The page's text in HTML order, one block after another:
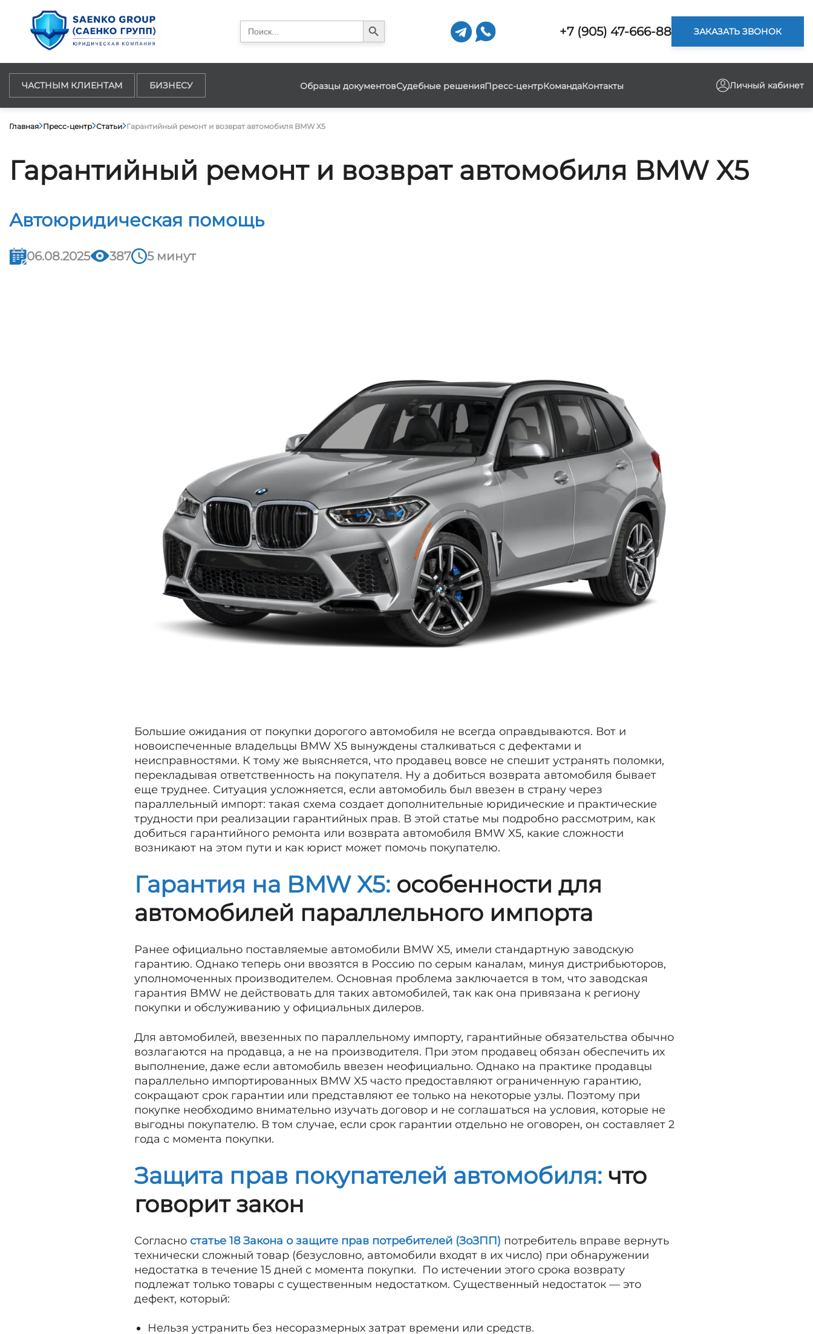
Search
for:
Search Button
+7 (905) 47-666-88 ЗАКАЗАТЬ ЗВОНОК
ЧАСТНЫМ КЛИЕНТАМ БИЗНЕСУ Образцы документовСудебные решенияПресс-центрКомандаКонтакты Личный кабинет
Главная Пресс-центр Статьи Гарантийный ремонт и возврат автомобиля BMW X5
Гарантийный ремонт и возврат автомобиля BMW X5
Автоюридическая помощь
06.08.2025 387 5 минут
Большие ожидания от покупки дорогого автомобиля не всегда оправдываются. Вот и
новоиспеченные владельцы BMW X5 вынуждены сталкиваться с дефектами и
неисправностями. К тому же выясняется, что продавец вовсе не спешит устранять поломки,
перекладывая ответственность на покупателя. Ну а добиться возврата автомобиля бывает
еще труднее. Ситуация усложняется, если автомобиль был ввезен в страну через
параллельный импорт: такая схема создает дополнительные юридические и практические
трудности при реализации гарантийных прав. В этой статье мы подробно рассмотрим, как
добиться гарантийного ремонта или возврата автомобиля BMW X5, какие сложности
возникают на этом пути и как юрист может помочь покупателю.
Гарантия на BMW X5: особенности для
автомобилей параллельного импорта
Ранее официально поставляемые автомобили BMW X5, имели стандартную заводскую
гарантию. Однако теперь они ввозятся в Россию по серым каналам, минуя дистрибьюторов,
уполномоченных производителем. Основная проблема заключается в том, что заводская
гарантия BMW не действовать для таких автомобилей, так как она привязана к региону
покупки и обслуживанию у официальных дилеров.
Для автомобилей, ввезенных по параллельному импорту, гарантийные обязательства обычно
возлагаются на продавца, а не на производителя. При этом продавец обязан обеспечить их
выполнение, даже если автомобиль ввезен неофициально. Однако на практике продавцы
параллельно импортированных BMW X5 часто предоставляют ограниченную гарантию,
сокращают срок гарантии или представляют ее только на некоторые узлы. Поэтому при
покупке необходимо внимательно изучать договор и не соглашаться на условия, которые не
выгодны покупателю. В том случае, если срок гарантии отдельно не оговорен, он составляет 2
года с момента покупки.
Защита прав покупателей автомобиля: что
говорит закон
Согласно статье 18 Закона о защите прав потребителей (ЗоЗПП) потребитель вправе вернуть
технически сложный товар (безусловно, автомобили входят в их число) при обнаружении
недостатка в течение 15 дней с момента покупки. По истечении этого срока возврату
подлежат только товары с существенным недостатком. Существенный недостаток — это
дефект, который:
Нельзя устранить без несоразмерных затрат времени или средств.